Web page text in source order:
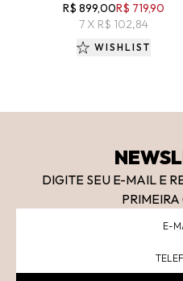
R$ 899,00R$ 719,90
7 X R$ 102,84
WISHLIST
DIGITE SEU E-MAIL E